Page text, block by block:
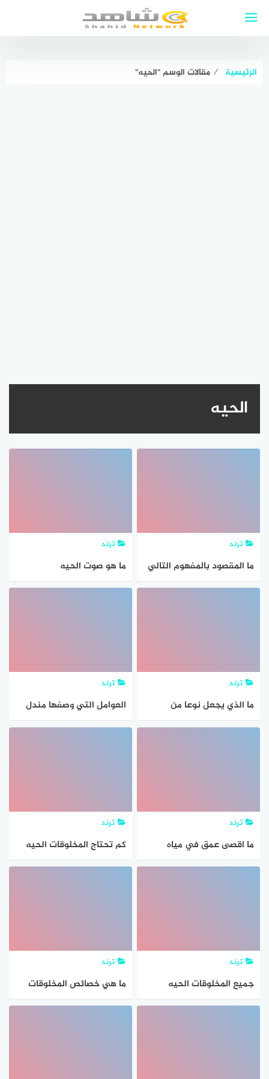
الرئيسية ⁄ مقالات الوسم "الحيه"
الحيه
ترند
ما المقصود بالمفهوم التالي
انتقال الكربون بين
ترند
ما هو صوت الحيه
ترند
ما الذي يجعل نوعا من
الكائنات الحيه احفوره مرشده
ترند
العوامل التي وصفها مندل
وتتحكم في صفات
ترند
ما اقصى عمق في مياه
المحيط يمكن ان تعيش فيه
ترند
كم تحتاج المخلوقات الحيه
لكي تعيش
ترند
جميع المخلوقات الحيه
تتكون من خليه او اكثر صح
ترند
ما هي خصائص المخلوقات
الحيه